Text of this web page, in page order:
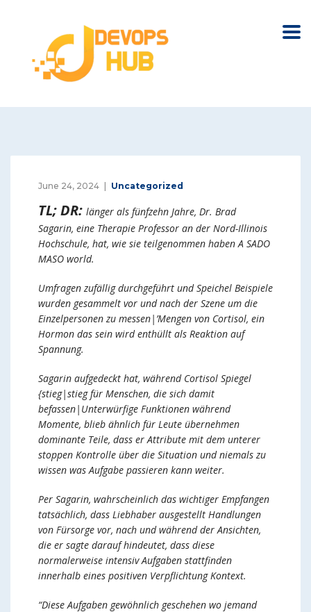
June 24, 2024 Uncategorized
TL; DR: länger als fünfzehn Jahre, Dr. Brad
Sagarin, eine Therapie Professor an der Nord-Illinois
Hochschule, hat, wie sie teilgenommen haben A SADO
MASO world.
Umfragen zufällig durchgeführt und Speichel Beispiele
wurden gesammelt vor und nach der Szene um die
Einzelpersonen zu messen|’Mengen von Cortisol, ein
Hormon das sein wird enthüllt als Reaktion auf
Spannung.
Sagarin aufgedeckt hat, während Cortisol Spiegel
{stieg|stieg für Menschen, die sich damit
befassen|Unterwürfige Funktionen während
Momente, blieb ähnlich für Leute übernehmen
dominante Teile, dass er Attribute mit dem unterer
stoppen Kontrolle über die Situation und niemals zu
wissen was Aufgabe passieren kann weiter.
Per Sagarin, wahrscheinlich das wichtiger Empfangen
tatsächlich, dass Liebhaber ausgestellt Handlungen
von Fürsorge vor, nach und während der Ansichten,
die er sagte darauf hindeutet, dass diese
normalerweise intensiv Aufgaben stattfinden
innerhalb eines positiven Verpflichtung Kontext.
“Diese Aufgaben gewöhnlich geschehen wo jemand